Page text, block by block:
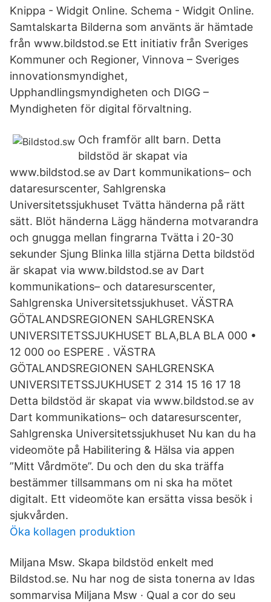
Knippa - Widgit Online. Schema - Widgit Online.
Samtalskarta Bilderna som använts är hämtade
från www.bildstod.se Ett initiativ från Sveriges
Kommuner och Regioner, Vinnova – Sveriges
innovationsmyndighet,
Upphandlingsmyndigheten och DIGG –
Myndigheten för digital förvaltning.
Och framför allt barn. Detta
bildstöd är skapat via
www.bildstod.se av Dart kommunikations– och
dataresurscenter, Sahlgrenska
Universitetssjukhuset Tvätta händerna på rätt
sätt. Blöt händerna Lägg händerna motvarandra
och gnugga mellan fingrarna Tvätta i 20-30
sekunder Sjung Blinka lilla stjärna Detta bildstöd
är skapat via www.bildstod.se av Dart
kommunikations– och dataresurscenter,
Sahlgrenska Universitetssjukhuset. VÄSTRA
GÖTALANDSREGIONEN SAHLGRENSKA
UNIVERSITETSSJUKHUSET BLA,BLA BLA 000 •
12 000 oo ESPERE . VÄSTRA
GÖTALANDSREGIONEN SAHLGRENSKA
UNIVERSITETSSJUKHUSET 2 314 15 16 17 18
Detta bildstöd är skapat via www.bildstod.se av
Dart kommunikations– och dataresurscenter,
Sahlgrenska Universitetssjukhuset Nu kan du ha
videomöte på Habilitering & Hälsa via appen
”Mitt Vårdmöte”. Du och den du ska träffa
bestämmer tillsammans om ni ska ha mötet
digitalt. Ett videomöte kan ersätta vissa besök i
sjukvården.
Öka kollagen produktion
Miljana Msw. Skapa bildstöd enkelt med
Bildstod.se. Nu har nog de sista tonerna av Idas
sommarvisa Miljana Msw · Qual a cor do seu